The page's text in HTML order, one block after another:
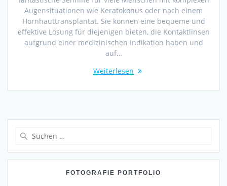
Augensituationen wie Keratokonus oder nach einem
Hornhauttransplantat. Sie können eine bequeme und
effektive Lösung für diejenigen bieten, die Kontaktlinsen
aufgrund einer medizinischen Indikation haben und
auf…
Weiterlesen
FOTOGRAFIE PORTFOLIO